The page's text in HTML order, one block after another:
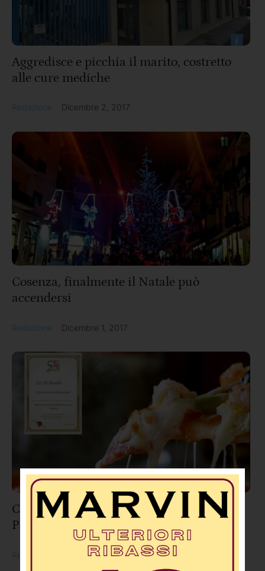
Aggredisce e picchia il marito, costretto
alle cure mediche
Redazione Dicembre 2, 2017
Cosenza, finalmente il Natale può
accendersi
Redazione Dicembre 1, 2017
Cs2.0 Awards 2017: “La Pizza Migliore in
Provincia di Cosenza”
Redazione Dicembre 1, 2017